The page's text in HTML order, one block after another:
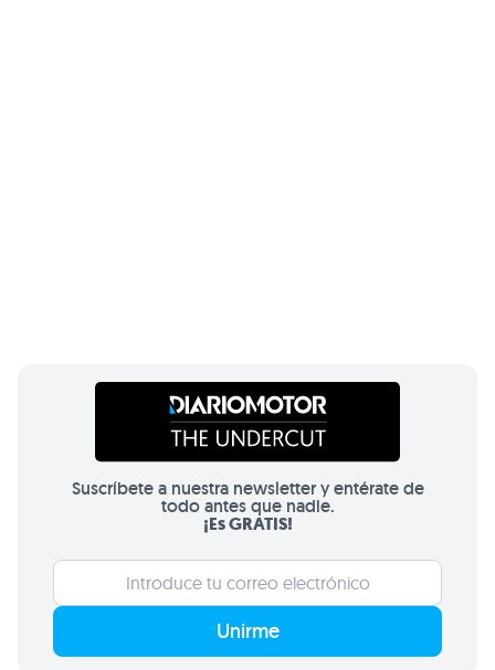
Suscríbete a nuestra newsletter y entérate de
todo antes que nadie.
¡Es GRATIS!
Unirme